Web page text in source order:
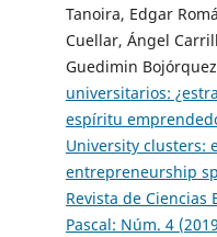
Tanoira, Edgar
Cuellar, Ángel
Guedimin
universitarios:
espíritu
University clusters:
entrepreneurship
Revista de Ciencias
Pascal: Núm. 4